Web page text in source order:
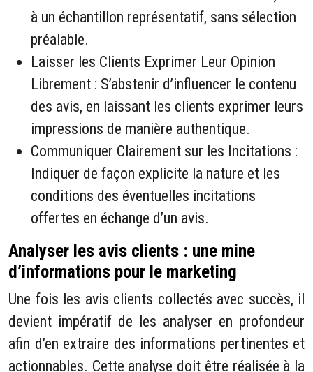
à un échantillon représentatif, sans sélection
préalable.
Laisser les Clients Exprimer Leur Opinion
Librement : S’abstenir d’influencer le contenu
des avis, en laissant les clients exprimer leurs
impressions de manière authentique.
Communiquer Clairement sur les Incitations :
Indiquer de façon explicite la nature et les
conditions des éventuelles incitations
offertes en échange d’un avis.
Analyser les avis clients : une mine
d’informations pour le marketing
Une fois les avis clients collectés avec succès, il
devient impératif de les analyser en profondeur
afin d’en extraire des informations pertinentes et
actionnables. Cette analyse doit être réalisée à la